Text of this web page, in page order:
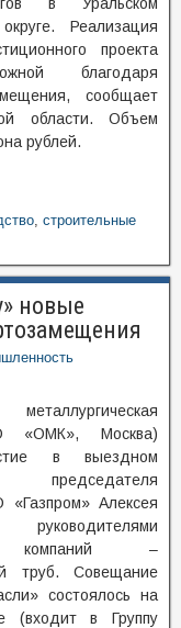
Реализация
проекта
благодаря
сообщает
области. Объем
рублей.
, строительные
новые
«ОМК», Москва)
в выездном
председателя
Алексея
компаний –
труб. Совещание
состоялось на
(входит в Группу